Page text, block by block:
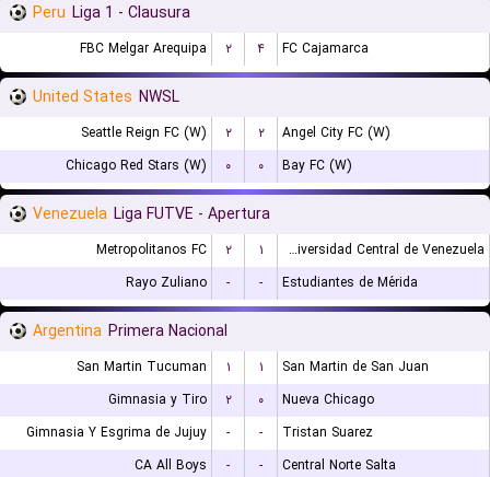
Peru Liga 1 - Clausura
FBC Melgar Arequipa ۲ ۴ FC Cajamarca
United States NWSL
Seattle Reign FC (W) ۲ ۲
Angel City FC (W)
Chicago Red Stars (W)
۰ ۰ Bay FC (W)
Venezuela Liga FUTVE - Apertura
Metropolitanos FC ۲ ۱
Universidad Central de Venezuela
Rayo Zuliano
- - Estudiantes de Mérida
Argentina Primera Nacional
San Martin Tucuman ۱ ۱
San Martin de San Juan
Gimnasia y Tiro
۲ ۰
Nueva Chicago
Gimnasia Y Esgrima de Jujuy
- -
Tristan Suarez
CA All Boys
- - Central Norte Salta